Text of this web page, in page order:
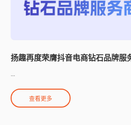
扬趣再度荣膺抖音电商钻石品牌服
...
查看更多